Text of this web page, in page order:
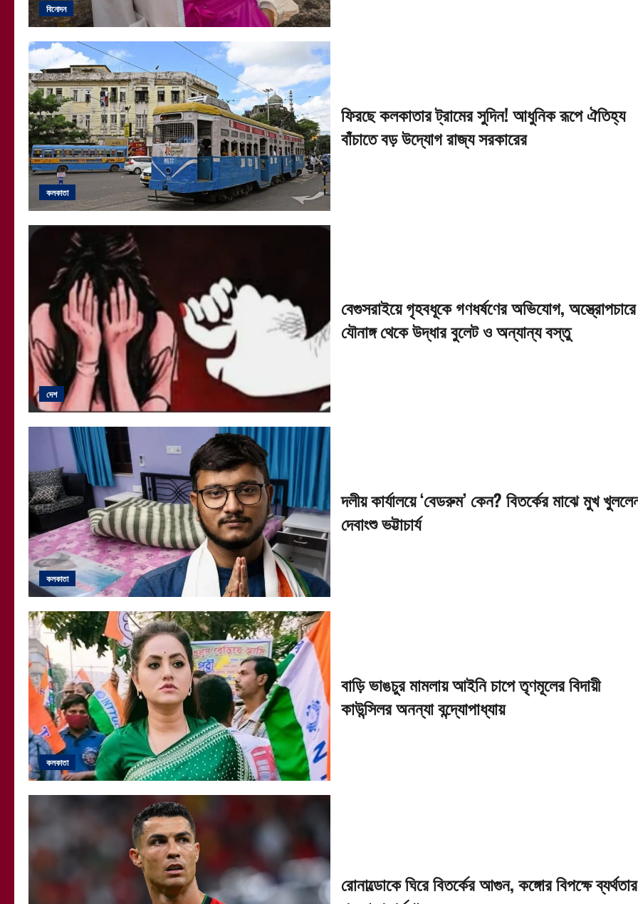
বিনোদন
কলকাতা
ফিরছে কলকাতার ট্রামের সুদিন! আধুনিক রূপে ঐতিহ্য
বাঁচাতে বড় উদ্যোগ রাজ্য সরকারের
দেশ
বেগুসরাইয়ে গৃহবধূকে গণধর্ষণের অভিযোগ, অস্ত্রোপচারে
যৌনাঙ্গ থেকে উদ্ধার বুলেট ও অন্যান্য বস্তু
কলকাতা
দলীয় কার্যালয়ে ‘বেডরুম’ কেন? বিতর্কের মাঝে মুখ
দেবাংশু ভট্টাচার্য
কলকাতা
বাড়ি ভাঙচুর মামলায় আইনি চাপে তৃণমূলের বিদায়ী
কাউন্সিলর অনন্যা বন্দ্যোপাধ্যায়
রোনাল্ডোকে ঘিরে বিতর্কের আগুন, কঙ্গোর বিপক্ষে ব্যর্থতার